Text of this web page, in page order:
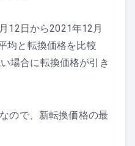
12日から2021年12月
均と転換価格を比較
場合に転換価格が引き
ので、新転換価格の最